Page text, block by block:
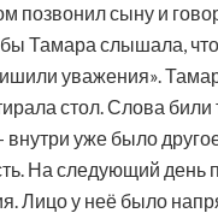
позвонил сыну и
Тамара слышала, что
уважения».
стол. Слова били
уже было
На следующий день
Лицо у неё было